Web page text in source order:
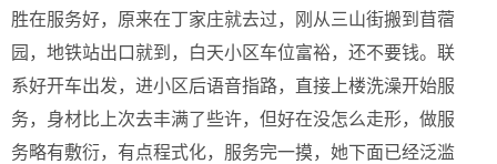
胜在服务好，原来在丁家庄就去过，刚从三山街搬到苜蓿
园，地铁站出口就到，白天小区车位富裕，还不要钱。联
系好开车出发，进小区后语音指路，直接上楼洗澡开始服
务，身材比上次去丰满了些许，但好在没怎么走形，做服
务略有敷衍，有点程式化，服务完一摸，她下面已经泛滥